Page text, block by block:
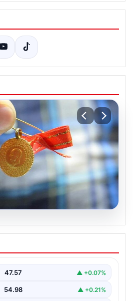
8 Nisan 2026: Altın
oldu? Gram, çeyrek,
47.57 ▲ +0.07%
54.98 ▲ +0.21%